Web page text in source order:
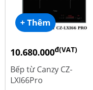
+ Thêm
10.680.000đ(VAT)
Bếp từ Canzy CZ-
LXI66Pro